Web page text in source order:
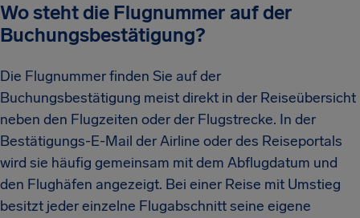
Wo steht die Flugnummer auf der
Buchungsbestätigung?
Die Flugnummer finden Sie auf der
Buchungsbestätigung meist direkt in der Reiseübersicht
neben den Flugzeiten oder der Flugstrecke. In der
Bestätigungs-E-Mail der Airline oder des Reiseportals
wird sie häufig gemeinsam mit dem Abflugdatum und
den Flughäfen angezeigt. Bei einer Reise mit Umstieg
besitzt jeder einzelne Flugabschnitt seine eigene